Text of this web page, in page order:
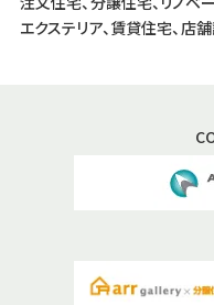
エクステリア、賃貸住宅、店